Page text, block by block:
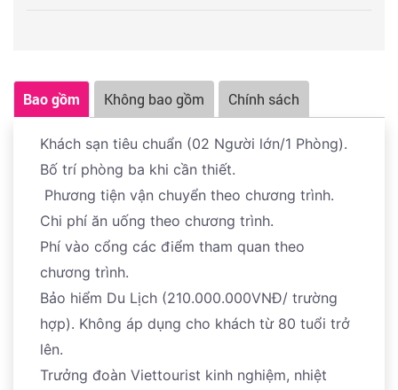
Cửa hàng linh chi, sâm tươi Hàn Quốc
Giải trí Tắm xông hơi Sauna, Foot Massage (Chi phí Tự
túc)
Bao gồm Không bao gồm Chính sách
Khách sạn tiêu chuẩn (02 Người lớn/1 Phòng).
Bố trí phòng ba khi cần thiết.
Phương tiện vận chuyển theo chương trình.
Chi phí ăn uống theo chương trình.
Phí vào cổng các điểm tham quan theo
chương trình.
Bảo hiểm Du Lịch (210.000.000VNĐ/ trường
hợp). Không áp dụng cho khách từ 80 tuổi trở
lên.
Trưởng đoàn Viettourist kinh nghiệm, nhiệt